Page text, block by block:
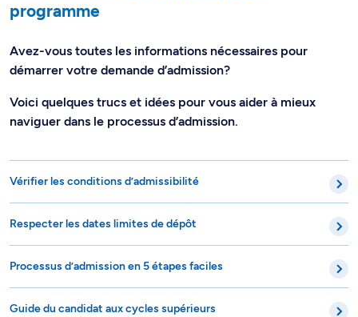
programme
Avez-vous toutes les informations nécessaires pour
démarrer votre demande d’admission?
Voici quelques trucs et idées pour vous aider à mieux
naviguer dans le processus d’admission.
Vérifier les conditions d’admissibilité
Respecter les dates limites de dépôt
Processus d’admission en 5 étapes faciles
Guide du candidat aux cycles supérieurs